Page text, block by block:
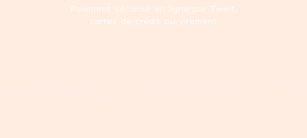
Paiement sécurisé en ligne par Twint,
cartes de crédit ou virement